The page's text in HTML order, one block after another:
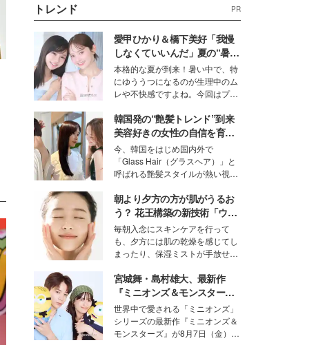
トレンド PR
愛甲ひかり＆橋下美好「我慢
しなくていいんだ」夏の“暑さ
対策”の新しい選択肢とは？
本格的な夏が到来！暑い中で、特
にゆううつになるのが生理中のム
レや不快感ですよね。今回はプラ
モデル・愛甲ひかりさんと橋下美
好さんを迎えて本音で女子会トー
ク。猛暑のお出かけを快適に過ご
すヒントや、2人が感動した夏の
生理の新常識にも迫りました。
韓国発の“艶髪トレンド”到来
美容好きの女性の自信を育む
「ヘアケア事情」って？
今、韓国をはじめ国内外で
「Glass Hair（グラスヘア）」と
呼ばれる艶髪スタイルが熱い視線
ションの完成度を高めるベースと
して、“髪そのものの美しさ”に改
めて注目する人が増えている様
子。今回は、そんな憧れの艶やか
な髪を日常で叶える、美容好きの
女性たちのヘアケア事情を紹介し
ます。
朝より夕方の方が肌がうるお
う？ 花王構築の新技術「ウォ
ーターキャプチャリングスキ
ン（捕水肌）」がスキンケア
の常識を変える予感
毎朝入念にスキンケアを行って
も、夕方には肌の乾燥を感じてし
まったり、保湿ミストが手放せな
な美容の常識を大きく変える可能
性を秘めた、革新的な「Water
Capturing Skin（ウォーターキャ
プチャリングスキン：捕水肌）」
技術を、花王が構築した。
宮城舞・島村雄大、最新作
『ミニオンズ＆モンスター
ズ』の魅力熱弁 ハチャメチャ
だけじゃない“友情と絆”に感
動
世界中で愛される「ミニオンズ」
シリーズの最新作『ミニオンズ＆
モンスターズ』が8月7日（金）に